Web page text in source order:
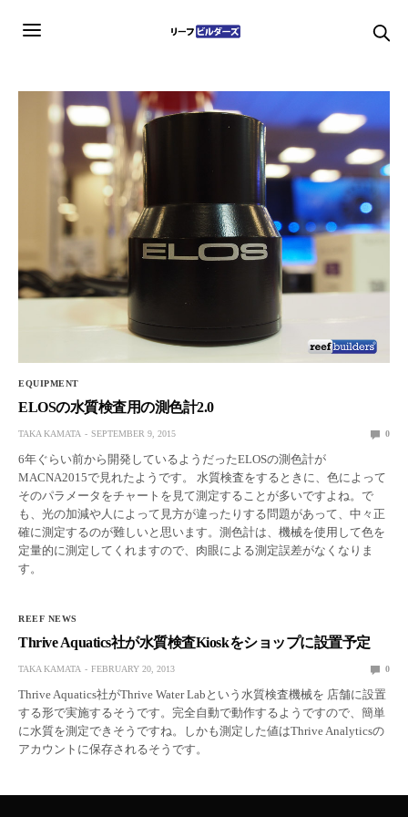
EQUIPMENT
ELOSの水質検査用の測色計2.0
TAKA KAMATA SEPTEMBER 9, 2015 0
6年ぐらい前から開発しているようだったELOSの測色計が
MACNA2015で見れたようです。 水質検査をするときに、色によって
そのパラメータをチャートを見て測定することが多いですよね。で
も、光の加減や人によって見方が違ったりする問題があって、中々正
確に測定するのが難しいと思います。測色計は、機械を使用して色を
定量的に測定してくれますので、肉眼による測定誤差がなくなりま
す。
REEF NEWS
Thrive Aquatics社が水質検査Kioskをショップに設置予定
TAKA KAMATA FEBRUARY 20, 2013 0
Thrive Aquatics社がThrive Water Labという水質検査機械を 店舗に設置
する形で実施するそうです。完全自動で動作するようですので、簡単
に水質を測定できそうですね。しかも測定した値はThrive Analyticsの
アカウントに保存されるそうです。